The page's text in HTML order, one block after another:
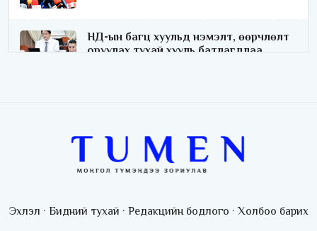
НД-ын багц хуульд нэмэлт, өөрчлөлт
оруулах тухай хууль батлагдлаа
хяналт тавина
Admin 2026-07-02 09:10:46
барилдааныг 3 өдөрт шилжүүлбэл
найраа тун нарийн явагдана
Эхлэл · Бидний тухай · Редакцийн бодлого ·Холбоо барих